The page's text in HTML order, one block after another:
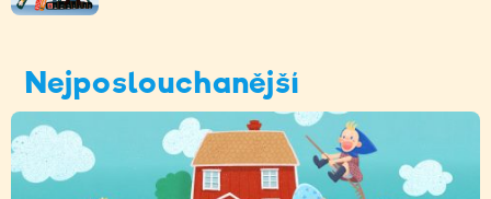
Nejposlouchanější